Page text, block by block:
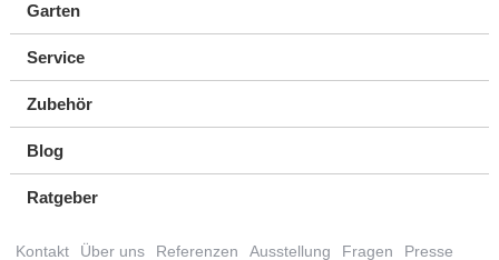
Garten
Service
Zubehör
Blog
Ratgeber
Kontakt Über uns Referenzen Ausstellung Fragen
Presse